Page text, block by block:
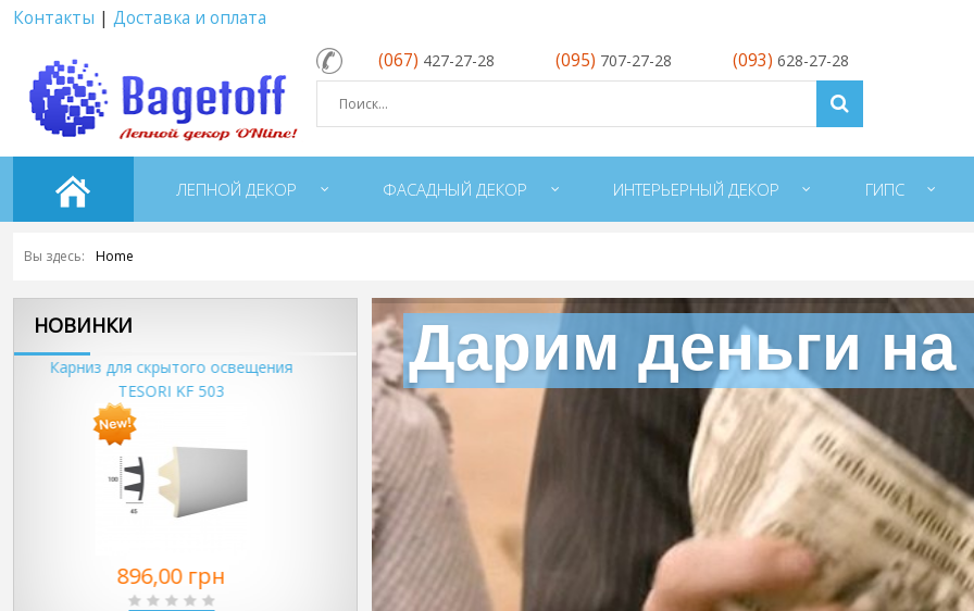
Контакты | Доставка и оплата
(067) 427-27-28 (095) 707-27-28 (093) 628-27-28
ЛЕПНОЙ ДЕКОР ФАСАДНЫЙ ДЕКОР ИНТЕРЬЕРНЫЙ ДЕКОР ГИПС
Вы здесь: Home
Дарим деньги на
НОВИНКИ
Карниз для скрытого освещения
TESORI KD 202
479,00 грн
Карниз для скрытого освещения
TESORI KD 302
425,00 грн
Карниз для скрытого освещения
TESORI KF 705
831,00 грн